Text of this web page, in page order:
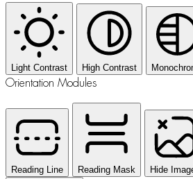
Light Contrast High Contrast
Orientation Modules
Reading Line Reading Mask Hide